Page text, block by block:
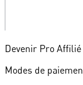
Devenir Pro Affilié
Modes de